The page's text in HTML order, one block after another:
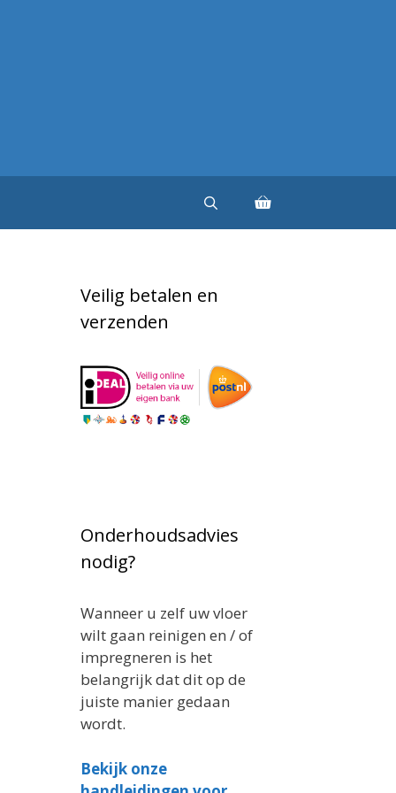
Veilig betalen en
verzenden
Onderhoudsadvies
nodig?
Wanneer u zelf uw vloer
wilt gaan reinigen en / of
impregneren is het
belangrijk dat dit op de
juiste manier gedaan
wordt.
Bekijk onze